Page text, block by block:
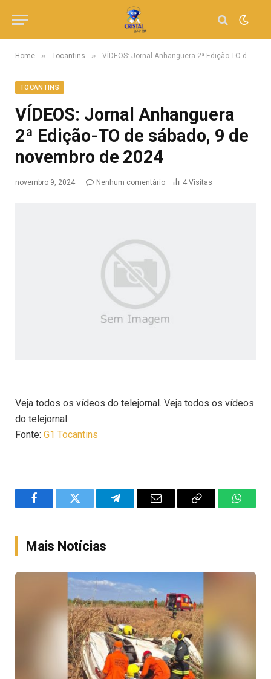
Home » Tocantins » VÍDEOS: Jornal Anhanguera 2ª Edição-TO de sábado, 9 de novembro de 2024
TOCANTINS
VÍDEOS: Jornal Anhanguera
2ª Edição-TO de sábado, 9 de
novembro de 2024
novembro 9, 2024 Nenhum comentário 4 Visitas
Veja todos os vídeos do telejornal. Veja todos os vídeos
do telejornal.
Fonte: G1 Tocantins
FacebookTwitter TelegramEmail
Copy
Mais Notícias